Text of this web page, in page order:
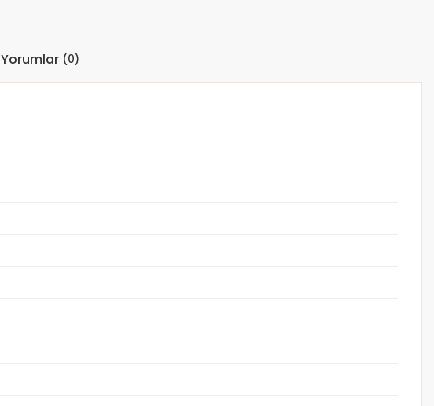
Yorumlar (0)